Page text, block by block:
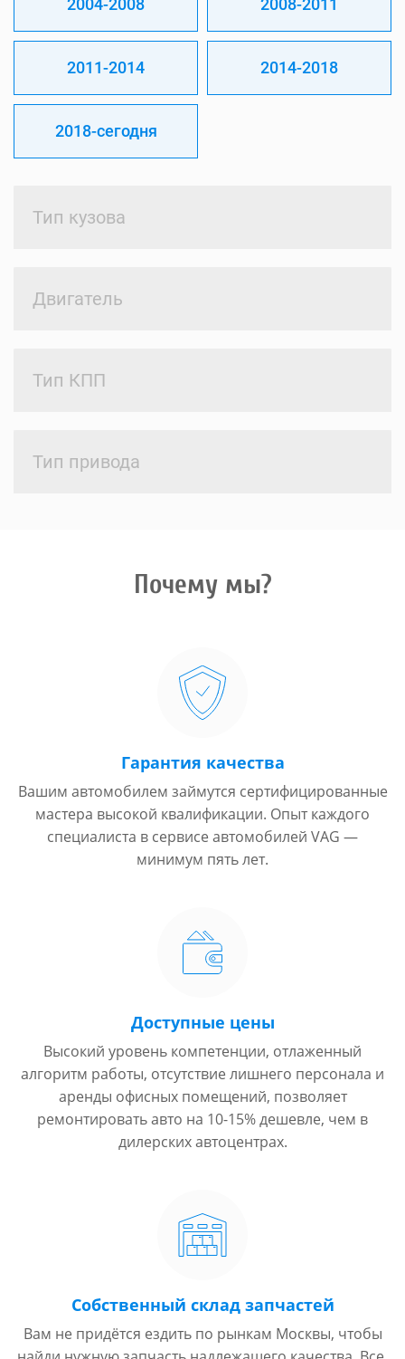
2011-2014 2014-2018
2018-сегодня
Тип кузова
Двигатель
Тип КПП
Тип привода
Почему мы?
Гарантия качества
Вашим автомобилем займутся сертифицированные
мастера высокой квалификации. Опыт каждого
специалиста в сервисе автомобилей VAG —
минимум пять лет.
Доступные цены
Высокий уровень компетенции, отлаженный
алгоритм работы, отсутствие лишнего персонала и
аренды офисных помещений, позволяет
ремонтировать авто на 10-15% дешевле, чем в
дилерских автоцентрах.
Собственный склад запчастей
Вам не придётся ездить по рынкам Москвы, чтобы